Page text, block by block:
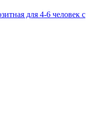
для 4-6 человек с